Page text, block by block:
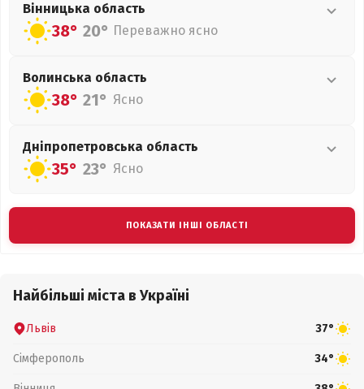
Вінницька область
38° 20° Переважно ясно
Волинська область
38° 21° Ясно
Дніпропетровська область
35° 23° Ясно
ПОКАЗАТИ ІНШІ ОБЛАСТІ
Найбільші міста в Україні
Львів 37°
Сімферополь 34°